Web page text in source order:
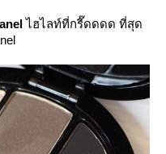
ไฮไลท์ที่กรี๊ดดดด ที่สุด